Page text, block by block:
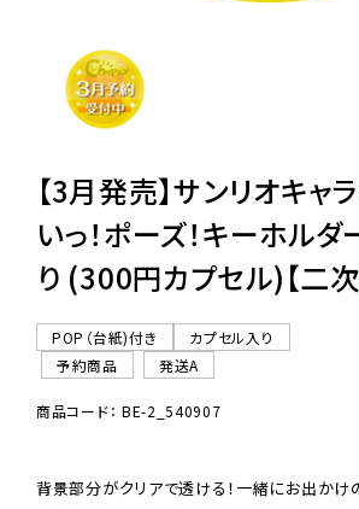
06-6282-7659
【3月発売】サンリオキャ
いっ！ポーズ！キーホル
り (300円カプセル)【二次
POP（台紙)付き
カプセル入り
予約商品
発送A
商品コード： BE-2_540907
背景部分がクリアで透ける！一緒にお出か